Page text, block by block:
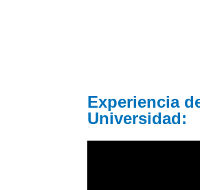
Experiencia
Universidad: